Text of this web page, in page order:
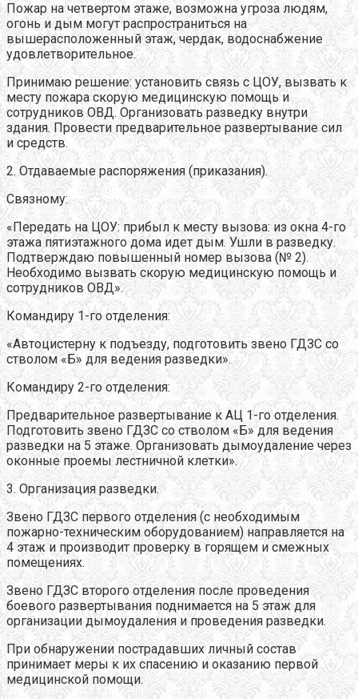
Пожар на четвертом этаже, возможна угроза людям,
огонь и дым могут распространиться на
вышерасположенный этаж, чердак, водоснабжение
удовлетворительное.
Принимаю решение: установить связь с ЦОУ, вызвать к
месту пожара скорую медицинскую помощь и
сотрудников ОВД. Организовать разведку внутри
здания. Провести предварительное развертывание сил
и средств.
2. Отдаваемые распоряжения (приказания).
Связному:
«Передать на ЦОУ: прибыл к месту вызова: из окна 4-го
этажа пятиэтажного дома идет дым. Ушли в разведку.
Подтверждаю повышенный номер вызова (№ 2).
Необходимо вызвать скорую медицинскую помощь и
сотрудников ОВД».
Командиру 1-го отделения:
«Автоцистерну к подъезду, подготовить звено ГДЗС со
стволом «Б» для ведения разведки».
Командиру 2-го отделения:
Предварительное развертывание к АЦ 1-го отделения.
Подготовить звено ГДЗС со стволом «Б» для ведения
разведки на 5 этаже. Организовать дымоудаление через
оконные проемы лестничной клетки».
3. Организация разведки.
Звено ГДЗС первого отделения (с необходимым
пожарно-техническим оборудованием) направляется на
4 этаж и производит проверку в горящем и смежных
помещениях.
Звено ГДЗС второго отделения после проведения
боевого развертывания поднимается на 5 этаж для
организации дымоудаления и проведения разведки.
При обнаружении пострадавших личный состав
принимает меры к их спасению и оказанию первой
медицинской помощи.